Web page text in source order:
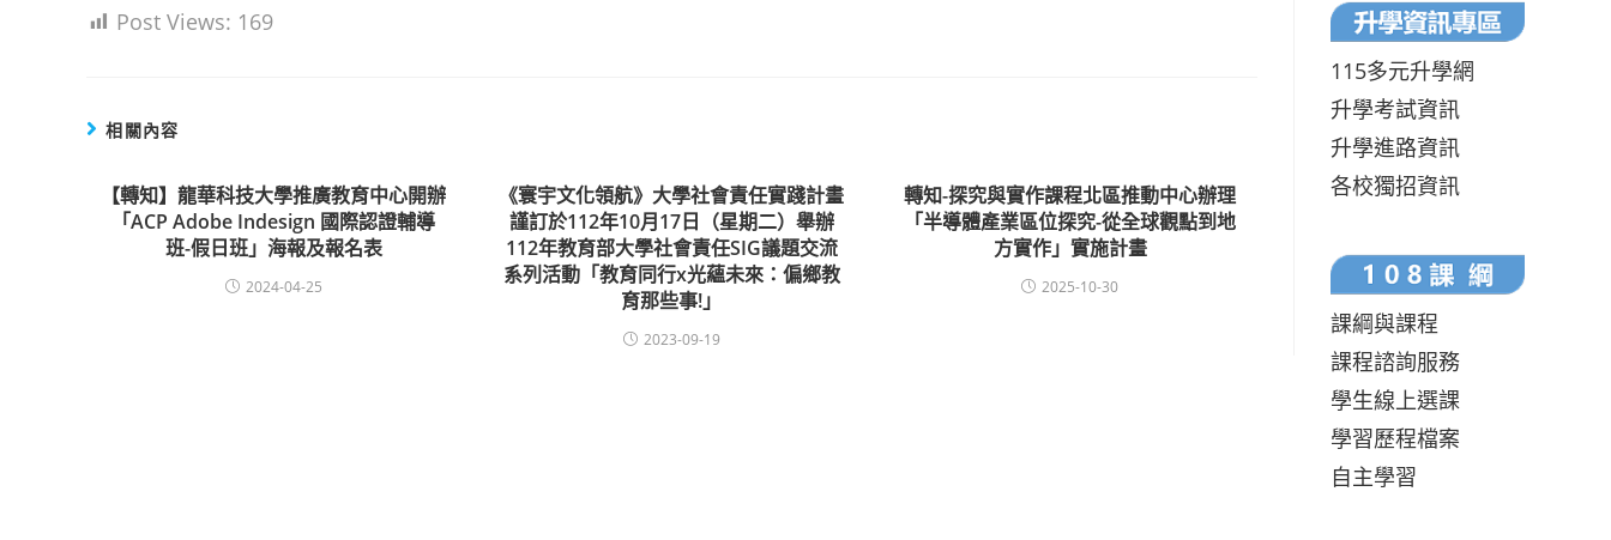
Post Views: 169
相關內容
【轉知】龍華科技大學推廣教育中心開辦
「ACP Adobe Indesign 國際認證輔導
班-假日班」海報及報名表
2024-04-25
《寰宇文化領航》大學社會責任實踐計畫
謹訂於112年10月17日（星期二）舉辦
112年教育部大學社會責任SIG議題交流
系列活動「教育同行x光蘊未來：偏鄉教
育那些事!」
2023-09-19
轉知-探究與實作課程北區推動中心辦理
「半導體產業區位探究-從全球觀點到地
方實作」實施計畫
2025-10-30
115多元升學網
升學考試資訊
升學進路資訊
各校獨招資訊
課綱與課程
課程諮詢服務
學生線上選課
學習歷程檔案
自主學習